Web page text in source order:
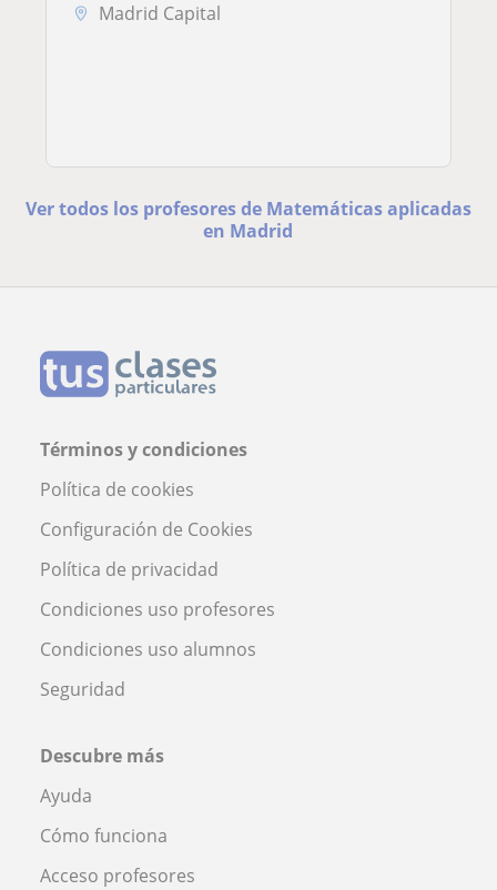
Madrid Capital
Ver todos los profesores de Matemáticas aplicadas
en Madrid
Términos y condiciones
Política de cookies
Configuración de Cookies
Política de privacidad
Condiciones uso profesores
Condiciones uso alumnos
Seguridad
Descubre más
Ayuda
Cómo funciona
Acceso profesores